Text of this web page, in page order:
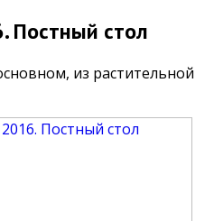
Постный стол
из растительной